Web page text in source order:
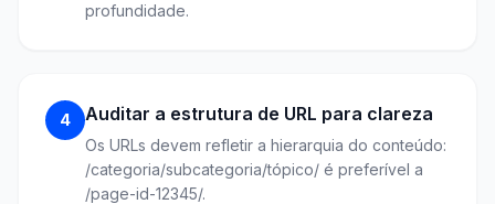
profundidade.
4 Auditar a estrutura de URL para clareza
Os URLs devem refletir a hierarquia do conteúdo:
/categoria/subcategoria/tópico/ é preferível a
/page-id-12345/.